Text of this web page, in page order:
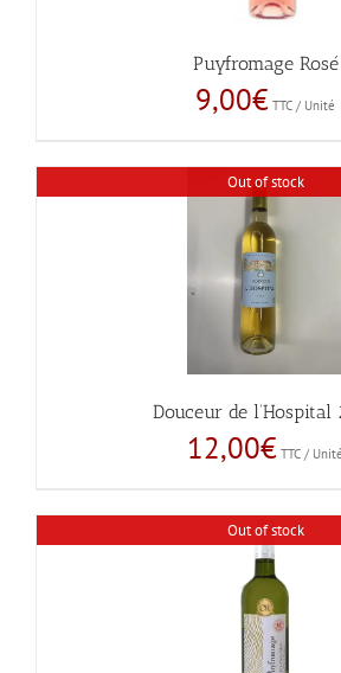
Puyfromage Rosé
9,00€ TTC / Unité
Out of stock
Douceur de l’Hospital
12,00€ TTC / Unité
Out of stock